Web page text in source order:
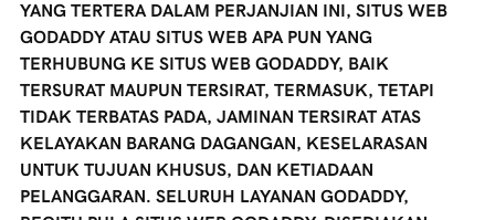
YANG TERTERA DALAM PERJANJIAN INI, SITUS WEB
GODADDY ATAU SITUS WEB APA PUN YANG
TERHUBUNG KE SITUS WEB GODADDY, BAIK
TERSURAT MAUPUN TERSIRAT, TERMASUK, TETAPI
TIDAK TERBATAS PADA, JAMINAN TERSIRAT ATAS
KELAYAKAN BARANG DAGANGAN, KESELARASAN
UNTUK TUJUAN KHUSUS, DAN KETIADAAN
PELANGGARAN. SELURUH LAYANAN GODADDY,